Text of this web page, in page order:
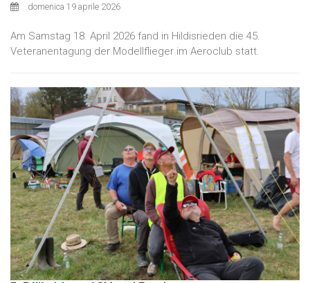
domenica 19 aprile 2026
Am Samstag 18. April 2026 fand in Hildisrieden die 45.
Veteranentagung der Modellflieger im Aeroclub statt.